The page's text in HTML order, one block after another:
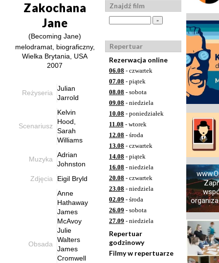
Zakochana
Jane
(Becoming Jane)
melodramat, biograficzny,
Wielka Brytania, USA
2007
Reżyseria
Julian
Jarrold
Scenariusz
Kelvin
Hood,
Sarah
Williams
Muzyka
Adrian
Johnston
Zdjęcia
Eigil Bryld
Obsada
Anne
Hathaway
James
McAvoy
Julie
Walters
James
Cromwell
Znajdź film
Repertuar
Rezerwacja online
06.08 - czwartek
07.08 - piątek
08.08 - sobota
09.08 - niedziela
10.08 - poniedziałek
11.08 - wtorek
12.08 - środa
13.08 - czwartek
14.08 - piątek
16.08 - niedziela
20.08 - czwartek
23.08 - niedziela
02.09 - środa
26.09 - sobota
27.09 - niedziela
Repertuar
godzinowy
Filmy w repertuarze